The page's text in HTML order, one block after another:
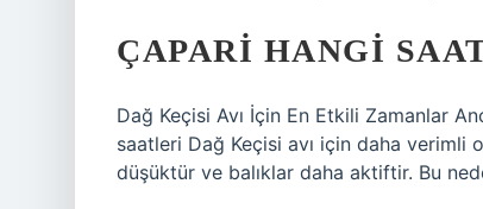
ÇAPARI HANGI
Dağ Keçisi Avı İçin En Etkili Zamanlar
saatleri Dağ Keçisi avı için daha verimli
düşüktür ve balıklar daha aktiftir. Bu